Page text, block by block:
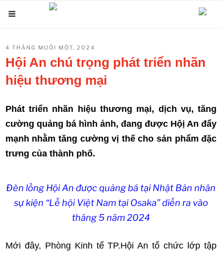
nội
dung
ĐĂNG
TRONG
4 THÁNG MƯỜI MỘT, 2024
Hội An chú trọng phát triển nhãn
hiệu thương mại
Phát triển nhãn hiệu thương mại, dịch vụ, tăng
cường quảng bá hình ảnh, đang được Hộị An đẩy
mạnh nhằm tăng cường vị thế cho sản phẩm đặc
trưng của thành phố.
Đèn lồng Hội An được quảng bá tại Nhật Bản nhân
sự kiện “Lễ hội Việt Nam tại Osaka” diễn ra vào
tháng 5 năm 2024
Mới đây, Phòng Kinh tế TP.Hội An tổ chức lớp tập